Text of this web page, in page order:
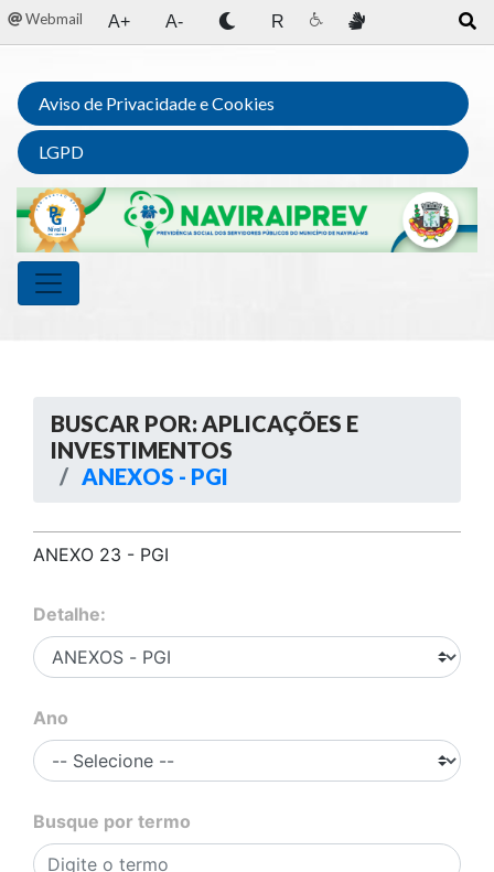
Webmail A+ A- R
Aviso de Privacidade e Cookies
LGPD
BUSCAR POR: APLICAÇÕES E
INVESTIMENTOS
ANEXOS - PGI
ANEXO 23 - PGI
Detalhe:
Ano
Busque por termo